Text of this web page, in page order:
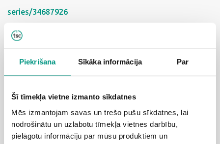
Piekrišana Sīkāka informācija Par
Šī tīmekļa vietne izmanto sīkdatnes
Mēs izmantojam savas un trešo pušu sīkdatnes, lai
nodrošinātu un uzlabotu tīmekļa vietnes darbību,
pielāgotu informāciju par mūsu produktiem un
series/34687926
HP LaserJet MFP M139e-M142e Printer series:
HP LaserJet M207e-M212e Printer series:
https://support.hp.com/lv-en/product/setup-user-